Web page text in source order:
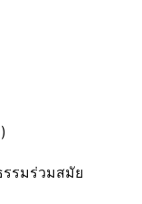
รมร่วมสมัย